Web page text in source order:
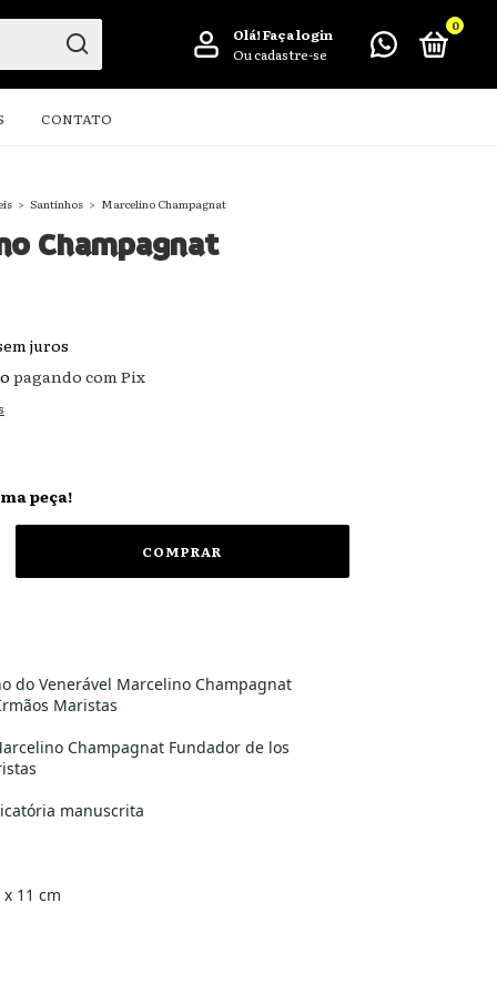
Olá!Faça login
Ou cadastre-se
0
CONTATO
> Santinhos > Marcelino Champagnat
Champagnat
juros
pagando com Pix
peça!
do Venerável Marcelino Champagnat
Maristas
Champagnat Fundador de los
manuscrita
11 cm